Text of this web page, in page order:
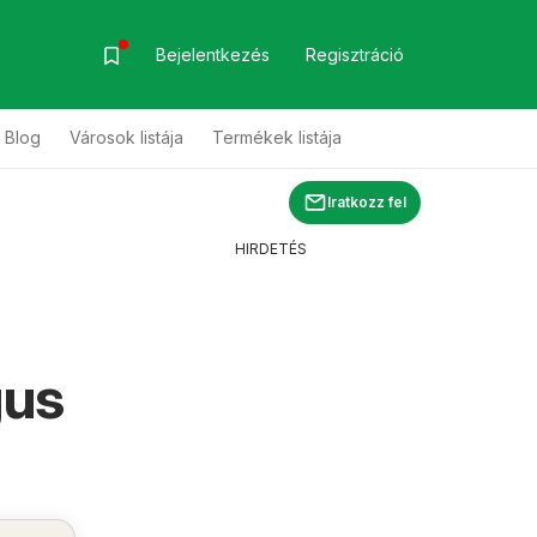
Bejelentkezés Regisztráció
Blog Városok listája Termékek listája
Iratkozz fel
HIRDETÉS